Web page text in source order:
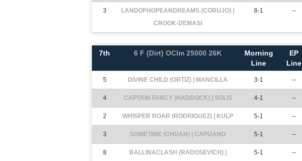
3
LANDOFHOPEANDREAMS (CORUJO) |
CROOK-DEMASI
8-1 --
7th 6 F (Dirt) OClm 25000 26K
Morning
Line
EP
Line
5 DIVINE CHILD (ORTIZ) | MANCILLA 3-1 --
4 CAPTAIN FANCY (HADDOCK) | SOLIS 4-1 --
2 WHISPER ROAR (RODRIGUEZ) | KULP 5-1 --
3 SOMETIME (CHUAN) | CAPUANO 5-1 --
8
BALLINACLASH (RADOSEVICH) |
5-1 --